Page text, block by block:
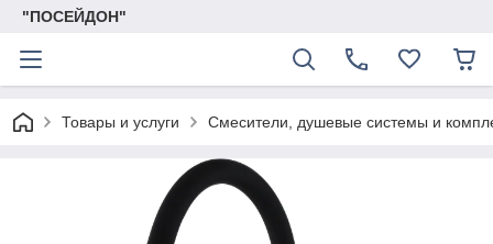
"ПОСЕЙДОН"
Товары и услуги Смесители, душевые системы и